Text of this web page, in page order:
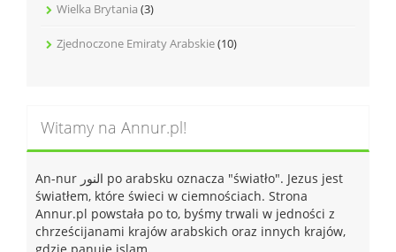
Wielka Brytania (3)
Zjednoczone Emiraty Arabskie(10)
Witamy na Annur.pl!
An-nur النور po arabsku oznacza "światło". Jezus jest
światłem, które świeci w ciemnościach. Strona
Annur.pl powstała po to, byśmy trwali w jedności z
chrześcijanami krajów arabskich oraz innych krajów,